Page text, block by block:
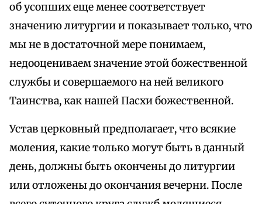
об усопших еще менее соответствует
значению литургии и показывает только, что
мы не в достаточной мере понимаем,
недооцениваем значение этой божественной
службы и совершаемого на ней великого
Таинства, как нашей Пасхи божественной.
Устав церковный предполагает, что всякие
моления, какие только могут быть в данный
день, должны быть окончены до литургии
или отложены до окончания вечерни. После